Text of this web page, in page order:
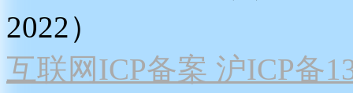
2022）
互联网ICP备案 沪ICP备